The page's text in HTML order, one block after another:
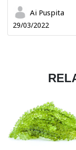
Ai Puspita
29/03/2022